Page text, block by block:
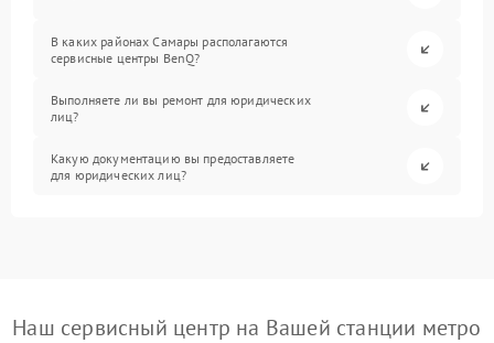
В каких районах Самары располагаются
сервисные центры BenQ?
Выполняете ли вы ремонт для юридических
лиц?
Какую документацию вы предоставляете
для юридических лиц?
Наш сервисный центр на Вашей станции метро